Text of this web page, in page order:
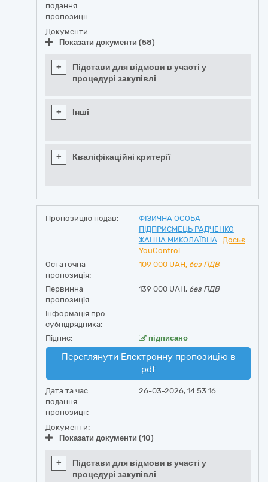
подання
пропозиції:
Документи:
Показати документи (58)
+
Підстави для відмови в участі у
процедурі закупівлі
+ Інші
+ Кваліфікаційні критерії
Пропозицію подав:
ФІЗИЧНА ОСОБА-
ПІДПРИЄМЕЦЬ РАДЧЕНКО
ЖАННА МИКОЛАЇВНА
Досьє
YouControl
Остаточна
пропозиція:
109 000 UAH, без ПДВ
Первинна
пропозиція:
139 000 UAH, без ПДВ
Інформація про
субпідрядника:
-
Підпис: підписано
Переглянути Електронну пропозицію в
pdf
Дата та час
подання
пропозиції:
26-03-2026, 14:53:16
Документи:
Показати документи (10)
+
Підстави для відмови в участі у
процедурі закупівлі